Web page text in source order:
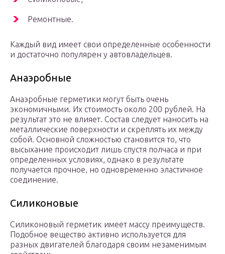
Ремонтные.
Каждый вид имеет свои определенные особенности
и достаточно популярен у автовладельцев.
Анаэробные
Анаэробные герметики могут быть очень
экономичными. Их стоимость около 200 рублей. На
результат это не влияет. Состав следует наносить на
металлические поверхности и скреплять их между
собой. Основной сложностью становится то, что
высыхание происходит лишь спустя полчаса и при
определенных условиях, однако в результате
получается прочное, но одновременно эластичное
соединение.
Силиконовые
Силиконовый герметик имеет массу преимуществ.
Подобное вещество активно используется для
разных двигателей благодаря своим незаменимым